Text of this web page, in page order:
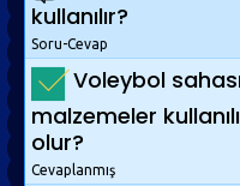
kullanılır?
Soru-Cevap
Voleybol
malzemeler
olur?
Cevaplanmış